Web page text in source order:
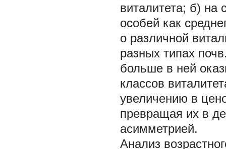
виталитета; б) на
особей как
о различной
разных типах
больше в ней
классов
увеличению в
превращая их в
асимметрией.
Анализ